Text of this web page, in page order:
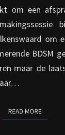
om een
om
BDSM
maar de
READ MOREREAD